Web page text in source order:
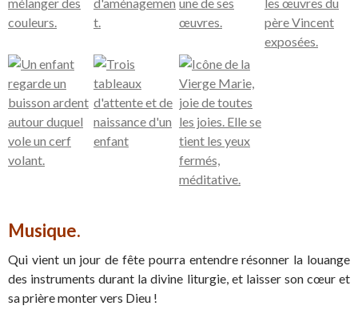
Musique.
Qui vient un jour de fête pourra entendre résonner la louange
des instruments durant la divine liturgie, et laisser son cœur et
sa prière monter vers Dieu !